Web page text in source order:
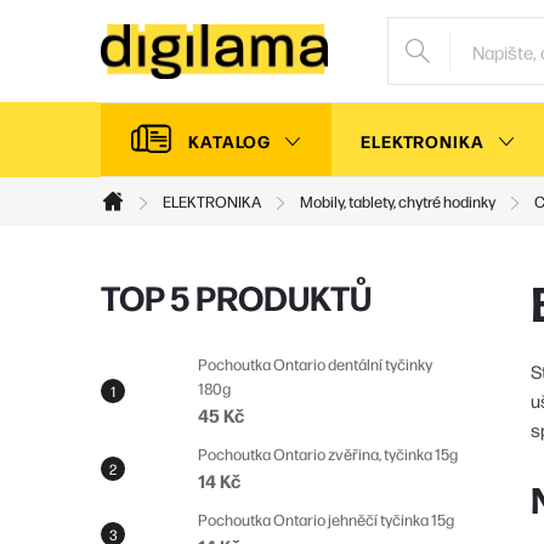
KATALOG ELEKTRONIKA
Domů
ELEKTRONIKA Mobily, tablety, chytré hodinky
P
s
t
r
a
n
TOP 5 PRODUKTŮ
Pochoutka Ontario dentální tyčinky
180g
45 Kč
Pochoutka Ontario zvěřina, tyčinka 15g
14 Kč
Pochoutka Ontario jehněčí tyčinka 15g